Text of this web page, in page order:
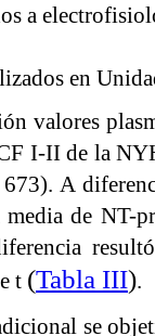
a
en
valores
I-II de la
A
de
t (Tabla III).
se